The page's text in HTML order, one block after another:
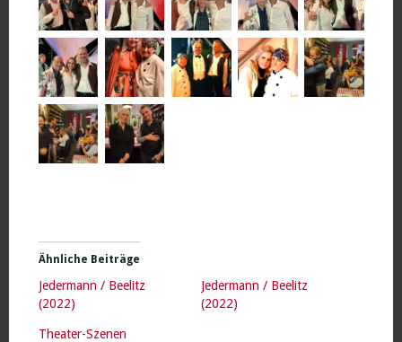
Ähnliche Beiträge
Jedermann / Beelitz
(2022)
Jedermann / Beelitz
(2022)
Theater-Szenen